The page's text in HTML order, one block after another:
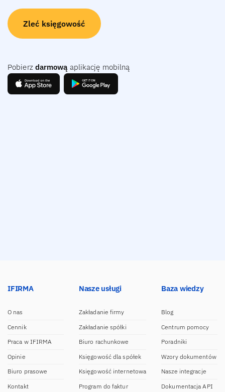
Zleć księgowość
Pobierz darmową aplikację mobilną
IFIRMA
O nas
Cennik
Praca w IFIRMA
Opinie
Biuro prasowe
Kontakt
Nasze usługi
Zakładanie firmy
Zakładanie spółki
Biuro rachunkowe
Księgowość dla spółek
Księgowość internetowa
Program do faktur
Baza wiedzy
Blog
Centrum pomocy
Poradniki
Wzory dokumentów
Nasze integracje
Dokumentacja API